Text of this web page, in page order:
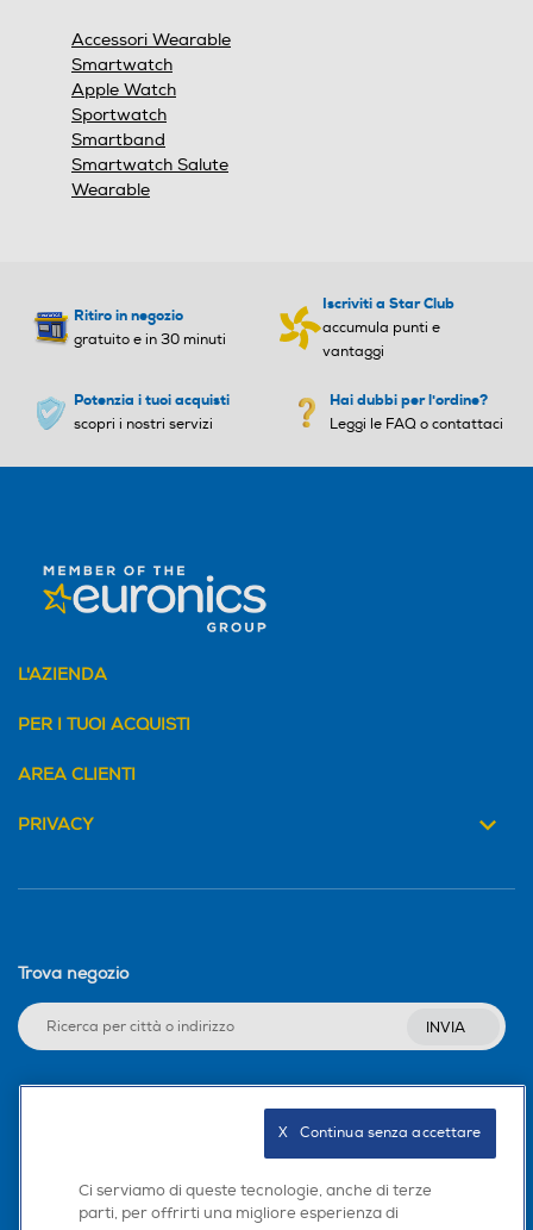
Accessori Wearable
Smartwatch
Apple Watch
Sportwatch
Smartband
Smartwatch Salute
Wearable
Ritiro in negozio
gratuito e in 30 minuti
Iscriviti a Star Club
accumula punti e
vantaggi
Potenzia i tuoi acquisti
scopri i nostri servizi
Hai dubbi per l'ordine?
Leggi le FAQ o contattaci
L'AZIENDA
PER I TUOI ACQUISTI
AREA CLIENTI
PRIVACY
Trova negozio
INVIA
Ci serviamo di queste tecnologie, anche di terze
parti, per offrirti una migliore esperienza di
X   Continua senza accettare